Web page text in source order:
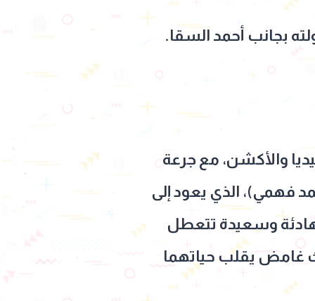
بجانب أحمد السقا.
والأكشن، مع جرعة
فهمي)، الذي يعود إلى
هادئة وسعيدة تتعطل
غامض يقلب حياتهما